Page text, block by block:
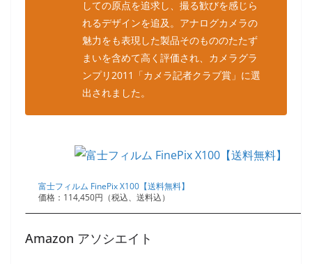
しての原点を追求し、撮る歓びを感じら
れるデザインを追及。アナログカメラの
魅力をも表現した製品そのもののたたず
まいを含めて高く評価され、カメラグラ
ンプリ2011「カメラ記者クラブ賞」に選
出されました。
富士フィルム FinePix X100【送料無料】
価格：114,450円（税込、送料込）
Amazon アソシエイト